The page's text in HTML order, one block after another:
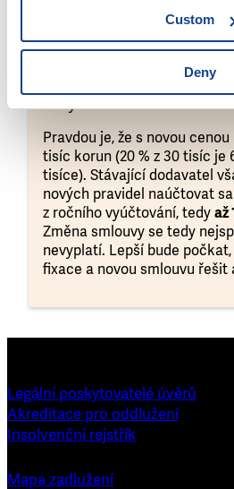
Custom
Deny
před rokem
s dvouletou
zaplatí 30 tisíc korun. Po
nabídku na přechod k jinému
že nová cena je o 20 % nižší
ve výši 2 tisíce korun. Má na
Pravdou je, že s novou
tisíc korun (20 % z 30 tisíc je
tisíce). Stávající dodavatel
nových pravidel naúčtovat
z ročního vyúčtování, tedyaž
Změna smlouvy se tedy
nevyplatí. Lepší bude
fixace a novou smlouvu řešit
Legální poskytovatelé úvěrů
Akreditace pro oddlužení
Insolvenční rejstřík
Mapa zadlužení